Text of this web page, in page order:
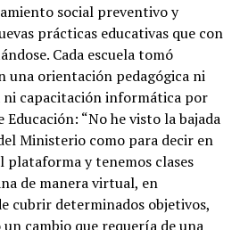
social preventivo y
prácticas educativas que con
Cada escuela tomó
una orientación pedagógica ni
ni capacitación informática por
“No he visto la bajada
Ministerio como para decir en
y tenemos clases
de manera virtual, en
cubrir determinados objetivos,
cambio que requería de una